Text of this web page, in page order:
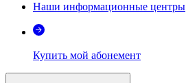
Наши информационные центры
Купить мой абонемент